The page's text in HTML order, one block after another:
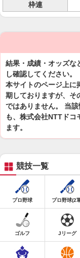
枠連
結果・成績・オッズな
し確認してください。
本サイトのページ上に
期しておりますが、そ
ではありません。 当
も、株式会社NTTドコ
ます。
競技一覧
プロ野球 プロ野球(2
ゴルフ Jリーグ